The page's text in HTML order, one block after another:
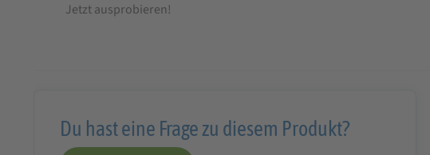
Jetzt ausprobieren!
Du hast eine Frage zu diesem Produkt?